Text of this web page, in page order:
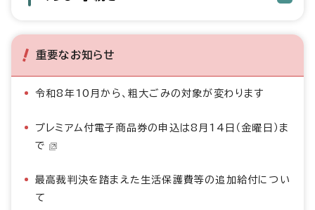
重要なお知らせ
令和8年10月から、粗大ごみの対象が変わります
プレミアム付電子商品券の申込は8月14日（金曜日）ま
で
最高裁判決を踏まえた生活保護費等の追加給付につい
て